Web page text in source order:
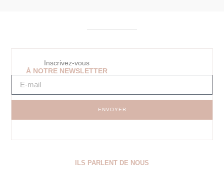
Inscrivez-vous
À NOTRE NEWSLETTER
ENVOYER
ILS PARLENT DE NOUS